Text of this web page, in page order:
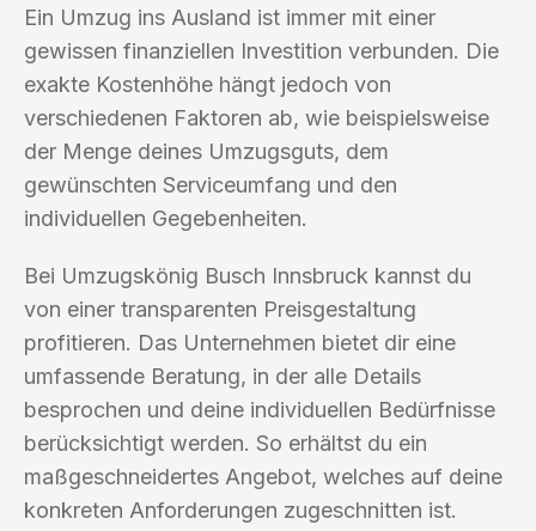
Ein Umzug ins Ausland ist immer mit einer
gewissen finanziellen Investition verbunden. Die
exakte Kostenhöhe hängt jedoch von
verschiedenen Faktoren ab, wie beispielsweise
der Menge deines Umzugsguts, dem
gewünschten Serviceumfang und den
individuellen Gegebenheiten.
Bei Umzugskönig Busch Innsbruck kannst du
von einer transparenten Preisgestaltung
profitieren. Das Unternehmen bietet dir eine
umfassende Beratung, in der alle Details
besprochen und deine individuellen Bedürfnisse
berücksichtigt werden. So erhältst du ein
maßgeschneidertes Angebot, welches auf deine
konkreten Anforderungen zugeschnitten ist.